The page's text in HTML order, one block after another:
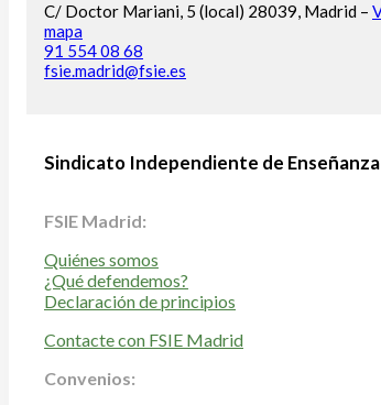
C/ Doctor Mariani, 5 (local) 28039, Madrid –
mapa
91 554 08 68
fsie.madrid@fsie.es
Sindicato Independiente de
FSIE Madrid:
Quiénes somos
¿Qué defendemos?
Declaración de principios
Contacte con FSIE Madrid
Convenios: